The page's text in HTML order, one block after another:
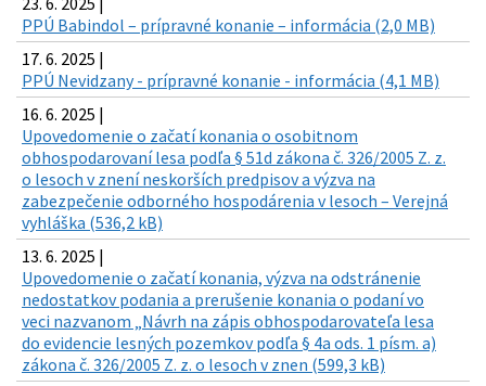
PPÚ Babindol – prípravné konanie – informácia (2,0 MB)
17. 6. 2025 |
PPÚ Nevidzany - prípravné konanie - informácia (4,1 MB)
16. 6. 2025 |
Upovedomenie o začatí konania o osobitnom
obhospodarovaní lesa podľa § 51d zákona č. 326/2005 Z. z.
o lesoch v znení neskorších predpisov a výzva na
zabezpečenie odborného hospodárenia v lesoch – Verejná
vyhláška (536,2 kB)
13. 6. 2025 |
Upovedomenie o začatí konania, výzva na odstránenie
nedostatkov podania a prerušenie konania o podaní vo
veci nazvanom „Návrh na zápis obhospodarovateľa lesa
do evidencie lesných pozemkov podľa § 4a ods. 1 písm. a)
zákona č. 326/2005 Z. z. o lesoch v znen (599,3 kB)